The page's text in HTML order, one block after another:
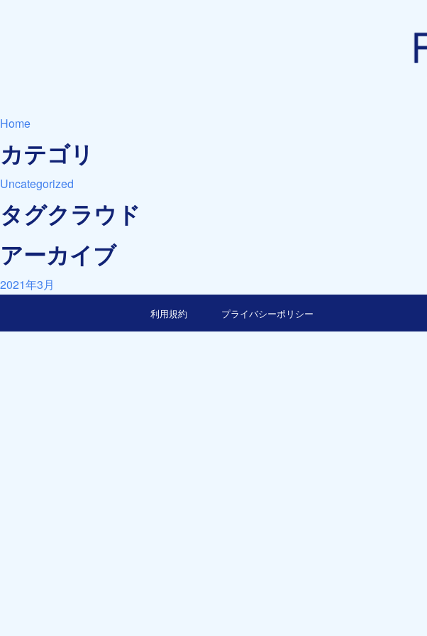
Home
カテゴリ
Uncategorized
タグクラウド
アーカイブ
2021年3月
利用規約 プライバシーポリシー